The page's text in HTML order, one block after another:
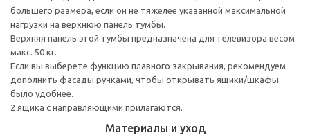
большего размера, если он не тяжелее указанной максимальной
нагрузки на верхнюю панель тумбы.
Верхняя панель этой тумбы предназначена для телевизора весом
макс. 50 кг.
Если вы выберете функцию плавного закрывания, рекомендуем
дополнить фасады ручками, чтобы открывать ящики/шкафы
было удобнее.
2 ящика с направляющими прилагаются.
Материалы и уход